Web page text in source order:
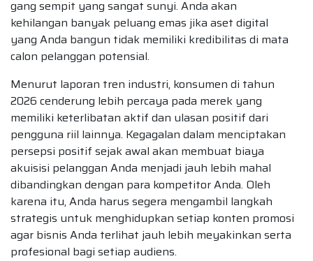
gang sempit yang sangat sunyi. Anda akan
kehilangan banyak peluang emas jika aset digital
yang Anda bangun tidak memiliki kredibilitas di mata
calon pelanggan potensial.
Menurut laporan tren industri, konsumen di tahun
2026 cenderung lebih percaya pada merek yang
memiliki keterlibatan aktif dan ulasan positif dari
pengguna riil lainnya. Kegagalan dalam menciptakan
persepsi positif sejak awal akan membuat biaya
akuisisi pelanggan Anda menjadi jauh lebih mahal
dibandingkan dengan para kompetitor Anda. Oleh
karena itu, Anda harus segera mengambil langkah
strategis untuk menghidupkan setiap konten promosi
agar bisnis Anda terlihat jauh lebih meyakinkan serta
profesional bagi setiap audiens.